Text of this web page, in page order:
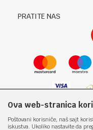
400965310005
Povraćaj sredstava
PRATITE NAS
Nastojimo da budemo što
cijena, ali ne možemo
Ova web-stranica
Poštovani korisniče, naš sajt
iskustva. Ukoliko nastavite da